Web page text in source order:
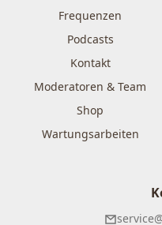
Frequenzen
Podcasts
Kontakt
Moderatoren & Team
Shop
Wartungsarbeiten